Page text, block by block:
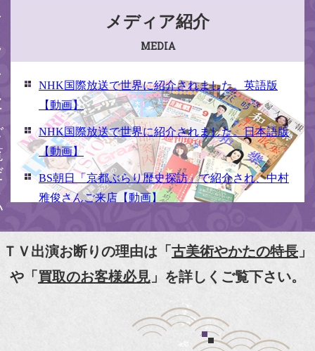
い メディア紹介
MEDIA
NHK国際放送で世界に紹介されました。英語版
【動画】
NHK国際放送で世界に紹介されました。日本語版
【動画】
BS朝日「京都ぶらり歴史探訪」で紹介され、中村
雅俊さんご来店【動画】
【動画】
『京都新聞』とKBS京都で鴨東まちなか美術館を
『和楽』7月号 樋口可南子さんがお店へ！！
ＴＶ出演お断りの理由は「古美術やかたの特長 」
や「買取のお客様必見 」を詳しくご覧下さい。